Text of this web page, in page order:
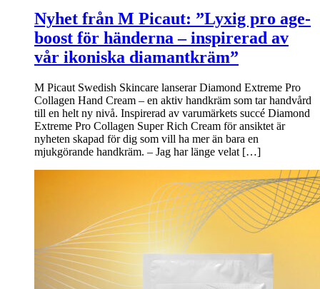
Nyhet från M Picaut: ”Lyxig pro age-
boost för händerna – inspirerad av
vår ikoniska diamantkräm”
M Picaut Swedish Skincare lanserar Diamond Extreme Pro
Collagen Hand Cream – en aktiv handkräm som tar handvård
till en helt ny nivå. Inspirerad av varumärkets succé Diamond
Extreme Pro Collagen Super Rich Cream för ansiktet är
nyheten skapad för dig som vill ha mer än bara en
mjukgörande handkräm. – Jag har länge velat […]